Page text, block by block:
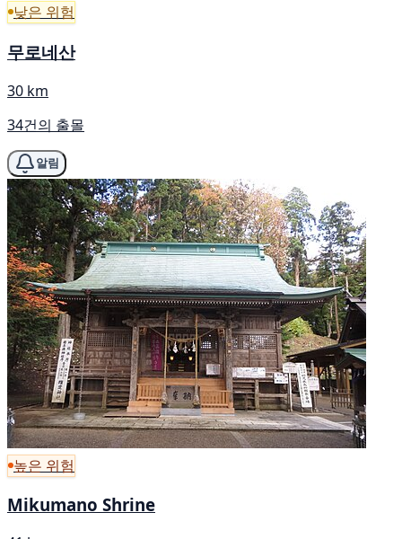
낮은 위험
무로네산
30 km
34건의 출몰
알림
높은 위험
Mikumano Shrine